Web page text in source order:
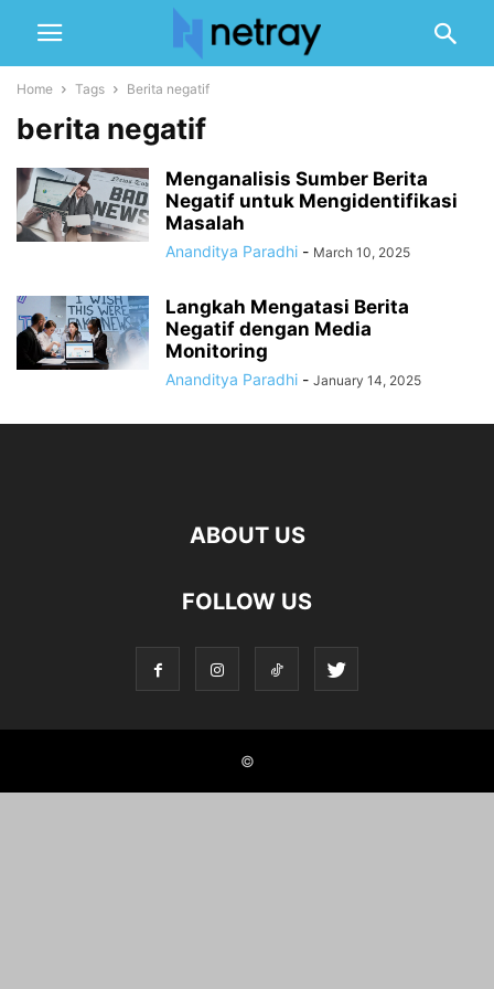
Home Tags Berita negatif
berita negatif
Menganalisis Sumber Berita
Negatif untuk Mengidentifikasi
Masalah
Ananditya Paradhi - March 10, 2025
Langkah Mengatasi Berita
Negatif dengan Media
Monitoring
Ananditya Paradhi - January 14, 2025
ABOUT US
FOLLOW US
©